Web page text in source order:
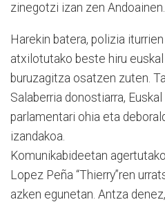
zinegotzi izan zen Andoainen.
Harekin batera, polizia
atxilotutako beste hiru
buruzagitza osatzen zuten.
Salaberria donostiarra,
parlamentari ohia eta
izandakoa.
Komunikabideetan
Lopez Peña “Thierry”ren
azken egunetan. Antza